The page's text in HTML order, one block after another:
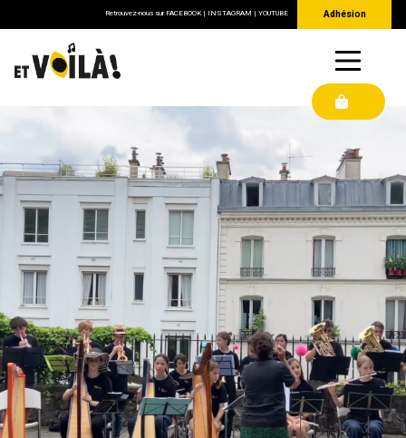
Retrouvez-nous sur FACEBOOK| INSTAGRAM | YOUTUBE Adhésion